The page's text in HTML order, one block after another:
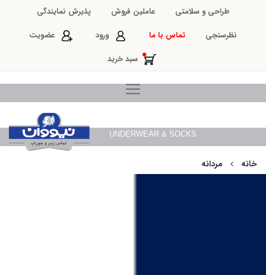
طراحی و سلامتی عاملین فروش
پذیرش نمایندگی
نظرسنجی
تماس با ما ورود
عضویت
سبد خرید
UNDERWEAR & SOCKS
خانه مردانه